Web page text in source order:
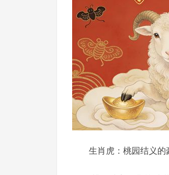
生肖虎：桃园结义的